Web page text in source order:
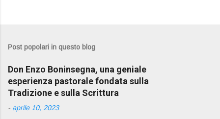
Post popolari in questo blog
Don Enzo Boninsegna, una geniale
esperienza pastorale fondata sulla
Tradizione e sulla Scrittura
- aprile 10, 2023